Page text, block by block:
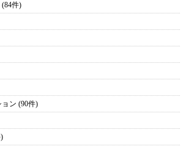
件)
ン (90件)